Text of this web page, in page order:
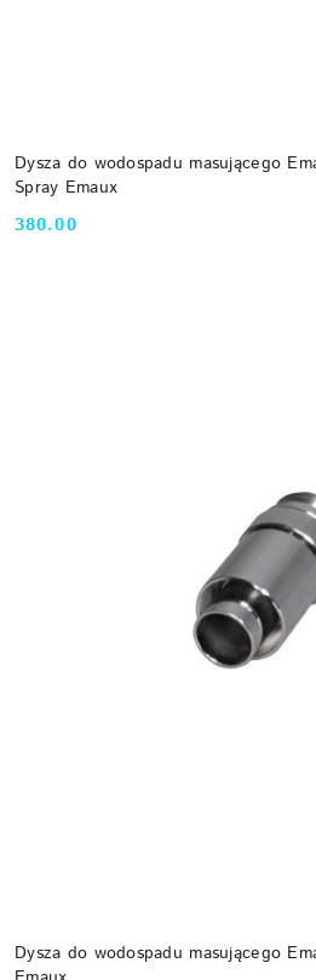
Dysza do wodospadu masującego
Spray Emaux
Cena:
380.00
Dysza do wodospadu masującego